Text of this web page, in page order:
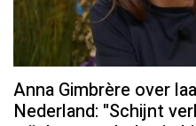
Anna Gimbrère over
Nederland: "Schijnt